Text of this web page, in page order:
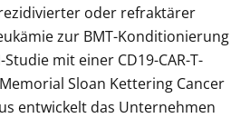
oder refraktärer
zur BMT-Konditionierung
mit einer CD19-CAR-T-
Sloan Kettering Cancer
entwickelt das Unternehmen